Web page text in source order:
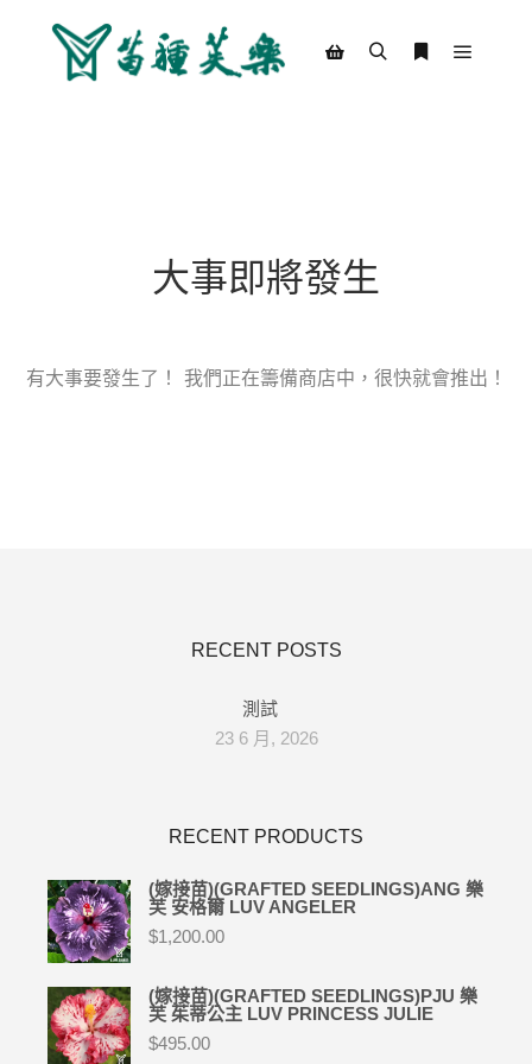
大事即將發生
有大事要發生了！ 我們正在籌備商店中，很快就會推出！
RECENT POSTS
測試
23 6 月, 2026
RECENT PRODUCTS
(嫁接苗)(GRAFTED SEEDLINGS)ANG 樂
芙 安格爾 LUV ANGELER
$1,200.00
(嫁接苗)(GRAFTED SEEDLINGS)PJU 樂
芙 茱蒂公主 LUV PRINCESS JULIE
$495.00